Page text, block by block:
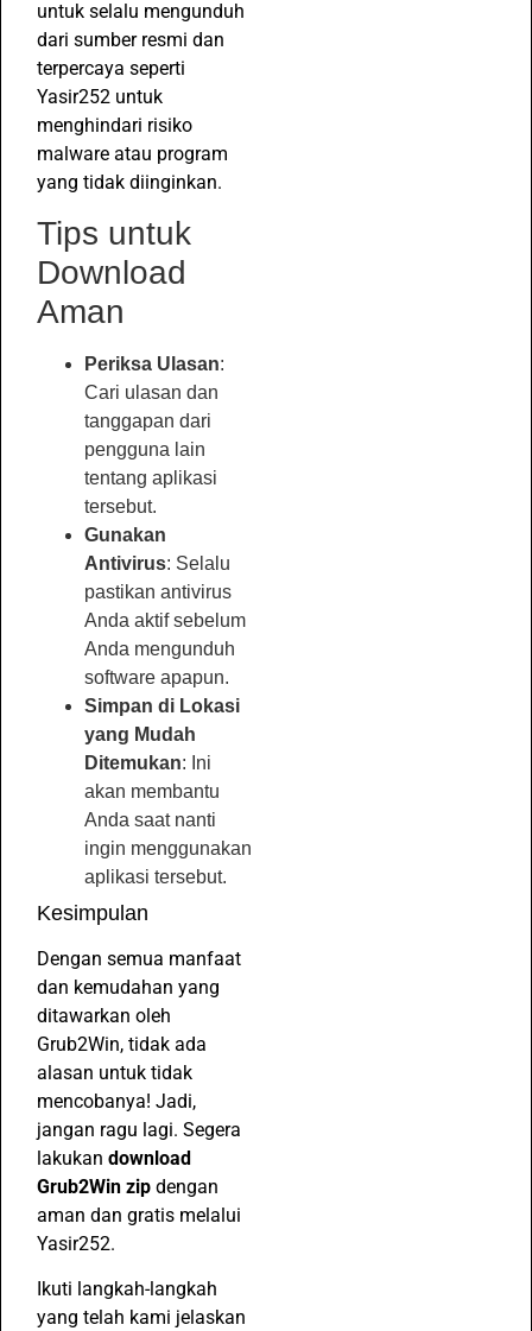
untuk selalu mengunduh
dari sumber resmi dan
terpercaya seperti
Yasir252 untuk
menghindari risiko
malware atau program
yang tidak diinginkan.
Tips untuk
Download
Aman
Periksa Ulasan:
Cari ulasan dan
tanggapan dari
pengguna lain
tentang aplikasi
tersebut.
Gunakan
Antivirus: Selalu
pastikan antivirus
Anda aktif sebelum
Anda mengunduh
software apapun.
Simpan di Lokasi
yang Mudah
Ditemukan: Ini
akan membantu
Anda saat nanti
ingin menggunakan
aplikasi tersebut.
Kesimpulan
Dengan semua manfaat
dan kemudahan yang
ditawarkan oleh
Grub2Win, tidak ada
alasan untuk tidak
mencobanya! Jadi,
jangan ragu lagi. Segera
lakukan download
Grub2Win zip dengan
aman dan gratis melalui
Yasir252.
Ikuti langkah-langkah
yang telah kami jelaskan